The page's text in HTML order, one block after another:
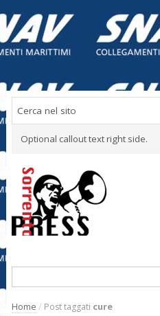
Optional callout text right side.
Home / Post taggati cure